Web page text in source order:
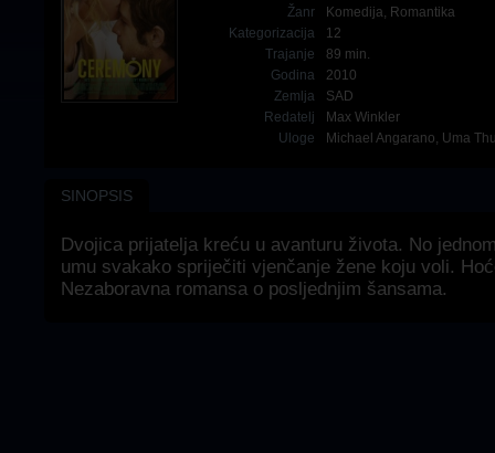
Žanr Komedija, Romantika
Kategorizacija
12
Trajanje
89 min.
Godina
2010
Zemlja
SAD
Redatelj
Max Winkler
Uloge
Michael Angarano, Uma
SINOPSIS
Dvojica prijatelja kreću u avanturu života. No
umu svakako spriječiti vjenčanje žene koju voli.
Nezaboravna romansa o posljednjim šansama.